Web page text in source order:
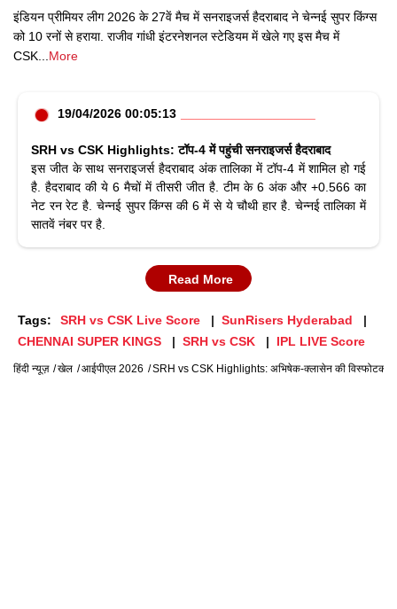
इंडियन प्रीमियर लीग 2026 के 27वें मैच में सनराइजर्स हैदराबाद ने चेन्नई सुपर किंग्स
को 10 रनों से हराया. राजीव गांधी इंटरनेशनल स्टेडियम में खेले गए इस मैच में
CSK
More
19/04/2026 00:05:13
SRH vs CSK Highlights: टॉप-4 में पहुंची सनराइजर्स हैदराबाद
इस जीत के साथ सनराइजर्स हैदराबाद अंक तालिका में टॉप-4 में शामिल हो गई
है. हैदराबाद की ये 6 मैचों में तीसरी जीत है. टीम के 6 अंक और +0.566 का
नेट रन रेट है. चेन्नई सुपर किंग्स की 6 में से ये चौथी हार है. चेन्नई तालिका में
सातवें नंबर पर है.
Read More
Tags: SRH vs CSK Live Score
SunRisers Hyderabad
CHENNAI SUPER KINGS
SRH vs CSK IPL LIVE Score
हिंदी न्यूज़ खेल आईपीएल 2026 SRH vs CSK Highlights: अभिषेक-क्लासेन की विस्फोटक